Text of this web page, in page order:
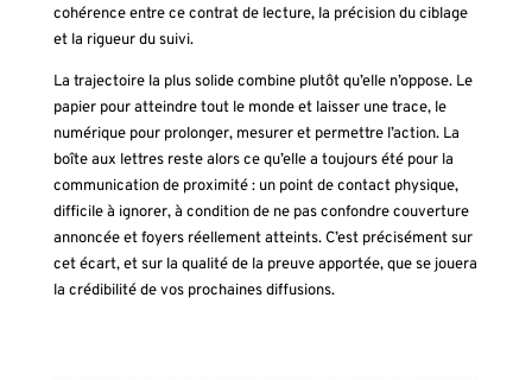
cohérence entre ce contrat de lecture, la précision du ciblage
et la rigueur du suivi.
La trajectoire la plus solide combine plutôt qu’elle n’oppose. Le
papier pour atteindre tout le monde et laisser une trace, le
numérique pour prolonger, mesurer et permettre l’action. La
boîte aux lettres reste alors ce qu’elle a toujours été pour la
communication de proximité : un point de contact physique,
difficile à ignorer, à condition de ne pas confondre couverture
annoncée et foyers réellement atteints. C’est précisément sur
cet écart, et sur la qualité de la preuve apportée, que se jouera
la crédibilité de vos prochaines diffusions.